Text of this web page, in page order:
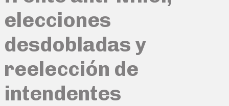
elecciones
desdobladas y
reelección de
intendentes